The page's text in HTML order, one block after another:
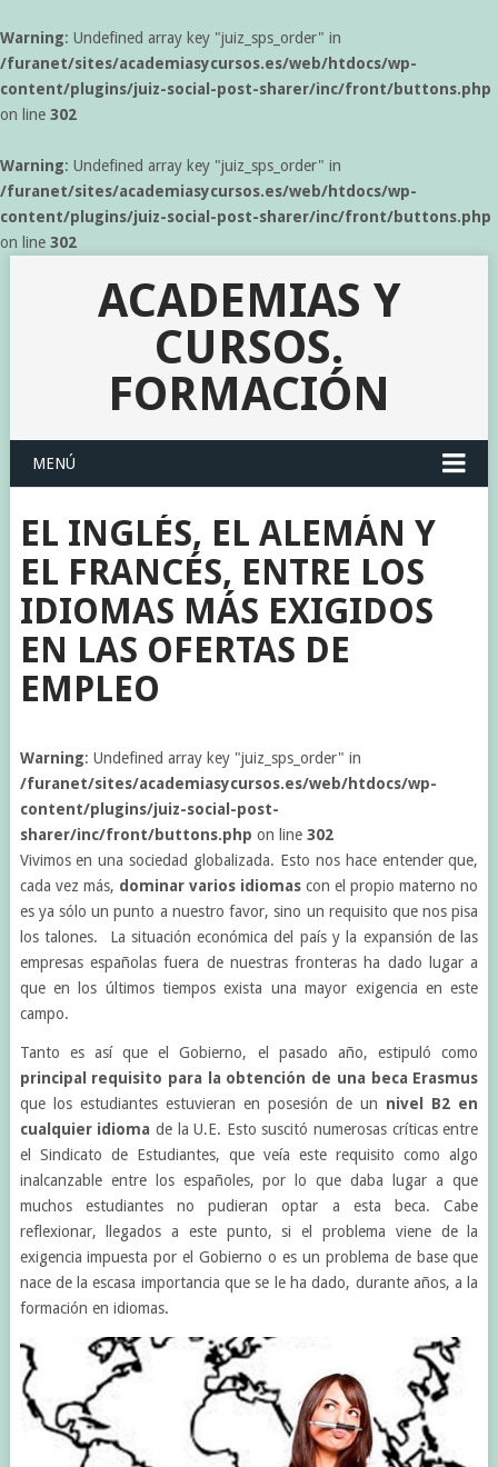
Warning: Undefined array key "juiz_sps_order" in
/furanet/sites/academiasycursos.es/web/htdocs/wp-
content/plugins/juiz-social-post-sharer/inc/front/buttons.php
on line 302
Warning: Undefined array key "juiz_sps_order" in
/furanet/sites/academiasycursos.es/web/htdocs/wp-
content/plugins/juiz-social-post-sharer/inc/front/buttons.php
on line 302
ACADEMIAS Y
CURSOS.
FORMACIÓN
MENÚ
EL INGLÉS, EL ALEMÁN Y
EL FRANCÉS, ENTRE LOS
IDIOMAS MÁS EXIGIDOS
EN LAS OFERTAS DE
EMPLEO
Warning: Undefined array key "juiz_sps_order" in
/furanet/sites/academiasycursos.es/web/htdocs/wp-
content/plugins/juiz-social-post-
sharer/inc/front/buttons.php on line 302
Vivimos en una sociedad globalizada. Esto nos hace entender que,
cada vez más, dominar varios idiomas con el propio materno no
es ya sólo un punto a nuestro favor, sino un requisito que nos pisa
los talones. La situación económica del país y la expansión de las
empresas españolas fuera de nuestras fronteras ha dado lugar a
que en los últimos tiempos exista una mayor exigencia en este
campo.
Tanto es así que el Gobierno, el pasado año, estipuló como
principal requisito para la obtención de una beca Erasmus
que los estudiantes estuvieran en posesión de un nivel B2 en
cualquier idioma de la U.E. Esto suscitó numerosas críticas entre
el Sindicato de Estudiantes, que veía este requisito como algo
inalcanzable entre los españoles, por lo que daba lugar a que
muchos estudiantes no pudieran optar a esta beca. Cabe
reflexionar, llegados a este punto, si el problema viene de la
exigencia impuesta por el Gobierno o es un problema de base que
nace de la escasa importancia que se le ha dado, durante años, a la
formación en idiomas.